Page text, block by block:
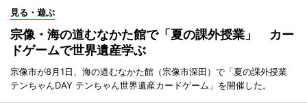
見る・遊ぶ
宗像・海の道むなかた館で「夏の課外授業」 カー
ドゲームで世界遺産学ぶ
宗像市が8月1日、海の道むなかた館（宗像市深田）で「夏の課外授業
テンちゃんDAY テンちゃん世界遺産カードゲーム」を開催した。